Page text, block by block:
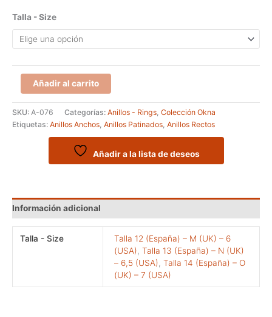
Talla - Size
recto
ancho
de
la
colección
Añadir al carrito
SKU: A-076 Categorías: Anillos - Rings, Colección Okna
Etiquetas: Anillos Anchos, Anillos Patinados, Anillos Rectos
Añadir a la lista de deseos
Información adicional
Talla - Size
Talla 12 (España) – M (UK) – 6
(USA) ,Talla 13 (España) – N (UK)
– 6,5 (USA) ,Talla 14 (España) – O
(UK) – 7 (USA)